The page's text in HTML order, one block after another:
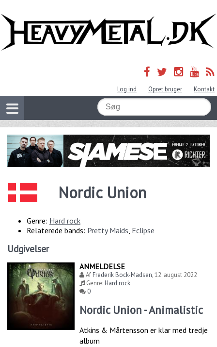
Log ind Opret bruger Kontakt
Nordic Union
Genre: Hard rock
Relaterede bands: Pretty Maids Eclipse
Udgivelser
ANMELDELSE
AfFrederik Bock-Madsen,12. august 2022
Genre:Hard rock
0
Nordic Union - Animalistic
Atkins & Mårtensson er klar med tredje
album